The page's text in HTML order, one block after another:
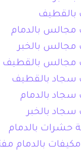
بالقطيف
بالدمام
بالخبر
مجالس بالقطيف
سجاد بالقطيف
بالدمام
بالخبر
حشرات بالدمام